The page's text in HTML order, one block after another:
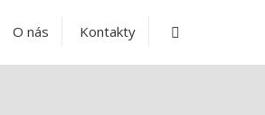
O nás Kontakty